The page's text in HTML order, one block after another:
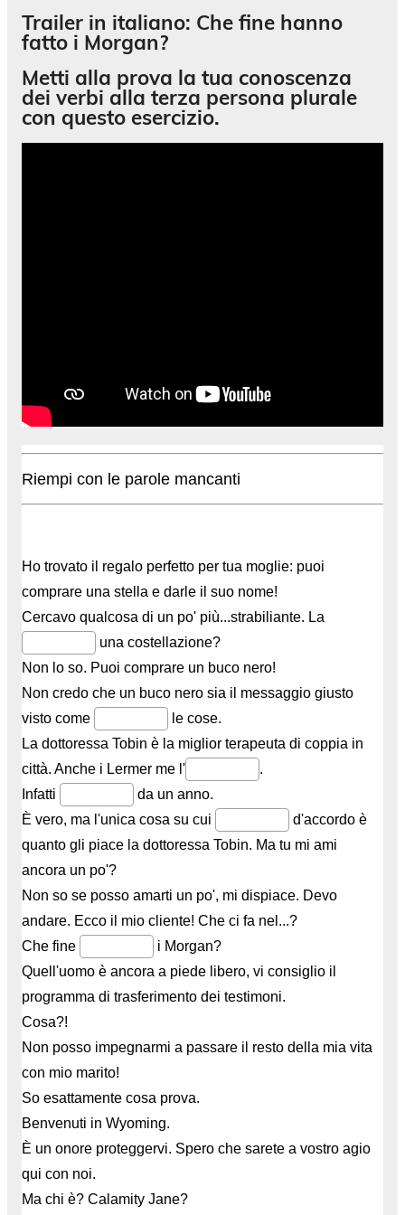
Trailer in italiano: Che fine hanno
fatto i Morgan?
Metti alla prova la tua conoscenza
dei verbi alla terza persona plurale
con questo esercizio.